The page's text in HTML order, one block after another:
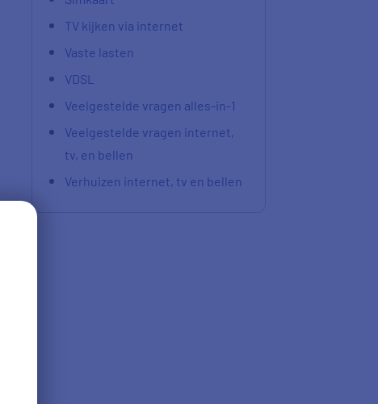
TV kijken via internet
Vaste lasten
VDSL
Veelgestelde vragen alles-in-1
Veelgestelde vragen internet,
tv, en bellen
Verhuizen internet, tv en bellen